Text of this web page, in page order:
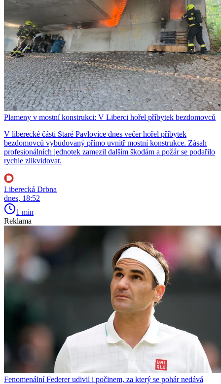
Plameny v mostní konstrukci: V Liberci hořel příbytek bezdomovců
V liberecké části Staré Pavlovice dnes večer hořel příbytek
bezdomovců vybudovaný přímo uvnitř mostní konstrukce. Zásah
profesionálních jednotek zamezil dalším škodám a požár se podařilo
rychle zlikvidovat.
Liberecká Drbna
dnes, 18:52
1 min
Reklama
Fenomenální Federer udivil i počinem, za který se pohár nedává